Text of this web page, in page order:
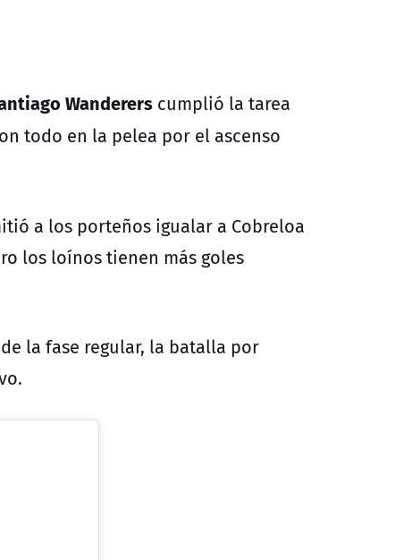
Wanderers cumplió la tarea
todo en la pelea por el ascenso
a los porteños igualar a Cobreloa
los loínos tienen más goles
la fase regular, la batalla por